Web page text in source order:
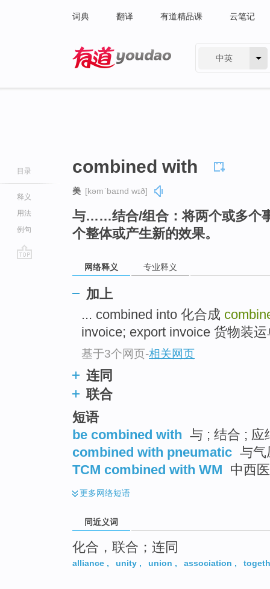
词典 翻译 有道精品课 云笔记
中英
目录
释义
用法
例句
combined with
美 [kəmˈbaɪnd wɪð]
与……结合/组合：将两个或多个
个整体或产生新的效果。
网络释义 专业释义
加上
... combined into 化合成
invoice; export invoice 货物装
基于3个网页-相关网页
连同
联合
短语
be combined with 与 ; 结合 ; 应
combined with pneumatic 与气
TCM combined with WM 中西
更多网络短语
同近义词
化合，联合；连同
alliance , unity , union , association ,